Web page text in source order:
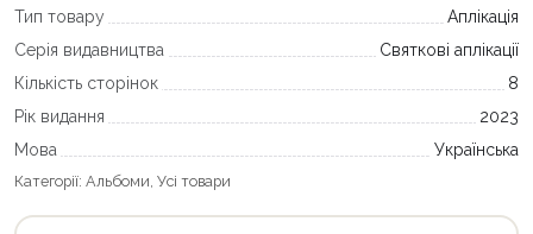
Тип товару
Аплікація
Серія видавництва
Святкові аплікації
Кількість сторінок
8
Рік видання
2023
Мова
Українська
Категорії: Альбоми Усі товари